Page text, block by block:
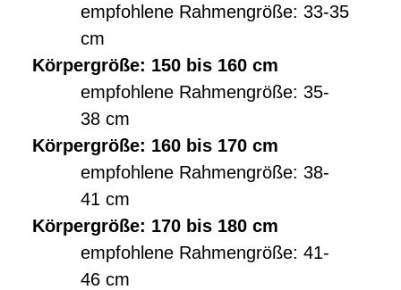
empfohlene Rahmengröße: 33-35
cm
Körpergröße: 150 bis 160 cm
empfohlene Rahmengröße: 35-
38 cm
Körpergröße: 160 bis 170 cm
empfohlene Rahmengröße: 38-
41 cm
Körpergröße: 170 bis 180 cm
empfohlene Rahmengröße: 41-
46 cm